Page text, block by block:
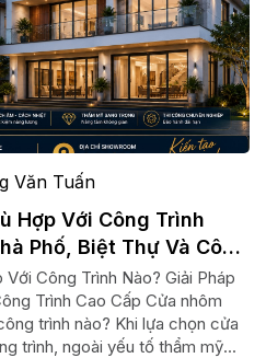
Văn Tuấn
Hợp Với Công Trình
Phố, Biệt Thự Và Công
Công Trình Nào? Giải Pháp
Trình Cao Cấp Cửa nhôm
trình nào? Khi lựa chọn cửa
trình, ngoài yếu tố thẩm mỹ...